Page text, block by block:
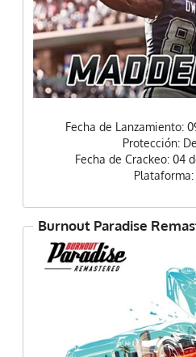
Fecha de Lanzamiento:
Protección:
Fecha de Crackeo: 04
Burnout Paradise